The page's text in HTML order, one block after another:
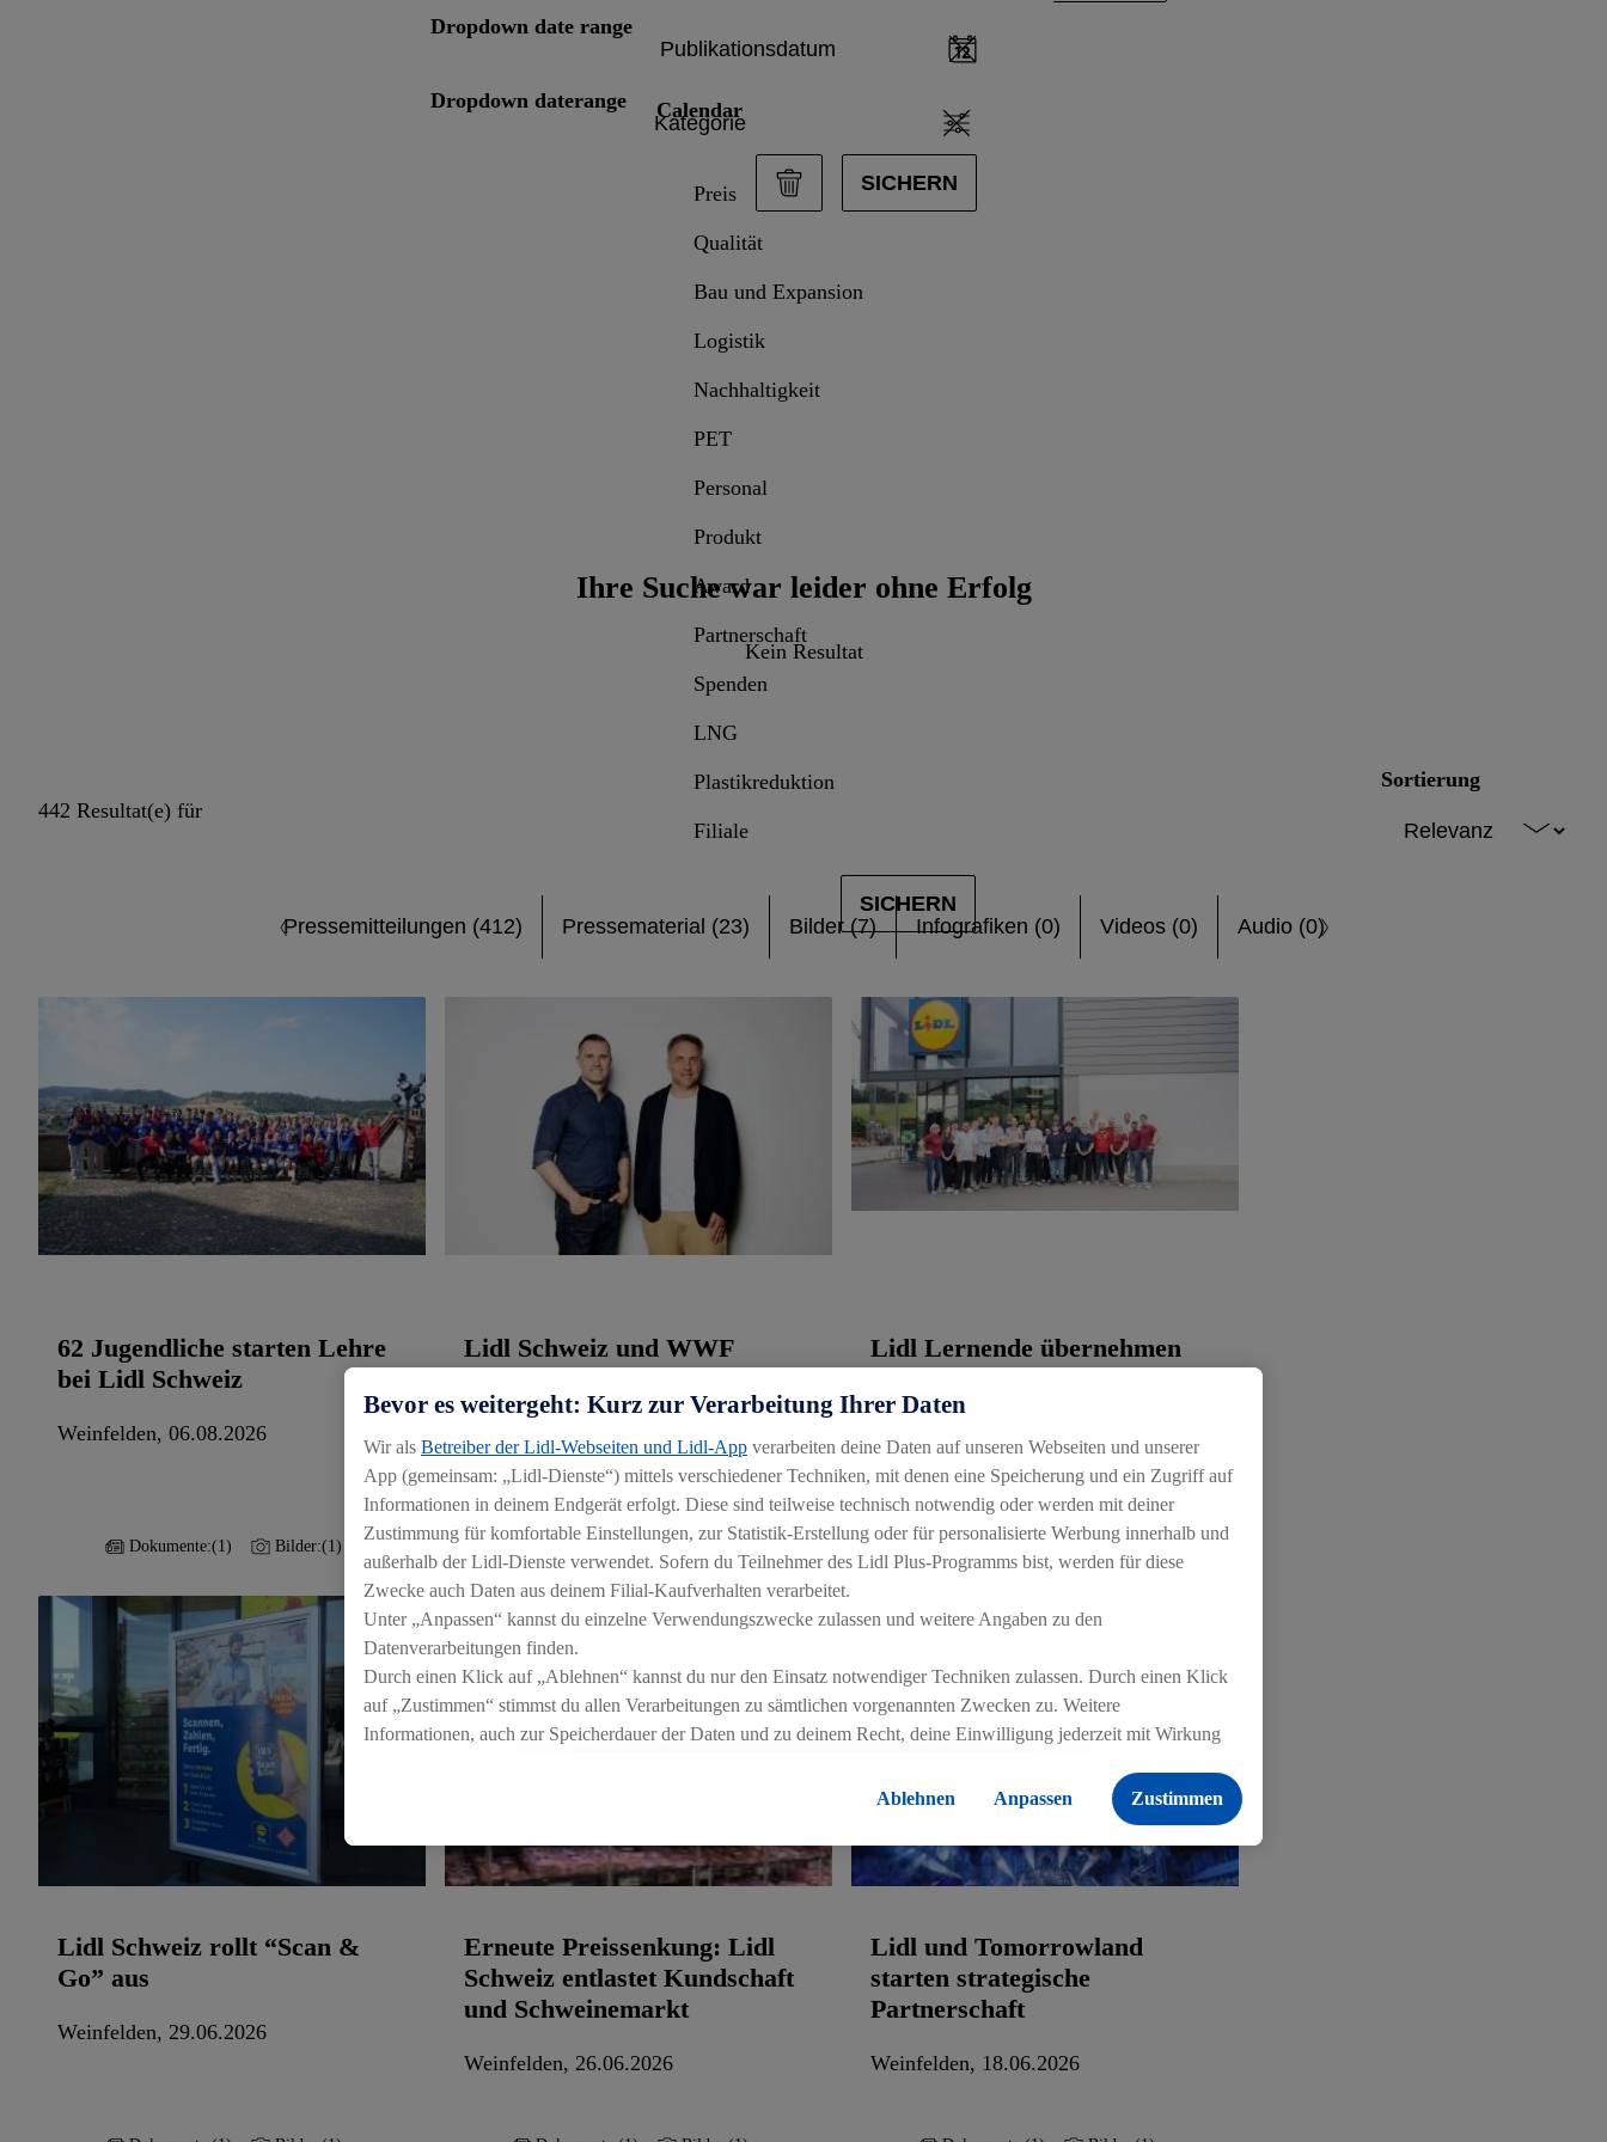
Dropdown date range
Publikationsdatum
Calendar
SICHERN
Dropdown daterange
Kategorie
Preis
Qualität
Bau und Expansion
Logistik
Nachhaltigkeit
PET
Personal
Produkt
Award
Partnerschaft
Spenden
LNG
Plastikreduktion
Filiale
SICHERN
data.textPerformingSearch
Ihre Suche war leider ohne Erfolg
Kein Resultat
442 Resultat(e) für
Sortierung
Pressemitteilungen (412) Pressematerial (23) Bilder (7) Infografiken (0) Videos (0) Audio (0)
62 Jugendliche starten Lehre
bei Lidl Schweiz
Weinfelden, 06.08.2026
Dokumente:(1) Bilder:(1)
Lidl Schweiz und WWF
Partnerschaft
Weinfelden, 01.07.2026
Bilder:
Lidl Lernende übernehmen
Dokumente: Bilder:
Lidl Schweiz rollt “Scan &
Go” aus
Weinfelden, 29.06.2026
Erneute Preissenkung: Lidl
Schweiz entlastet Kundschaft
und Schweinemarkt
Weinfelden, 26.06.2026
Lidl und Tomorrowland
starten strategische
Partnerschaft
Weinfelden, 18.06.2026
Bevor es weitergeht: Kurz zur Verarbeitung Ihrer Daten
Wir als Betreiber der Lidl-Webseiten und Lidl-App verarbeiten deine Daten auf unseren Webseiten und unserer
App (gemeinsam: „Lidl-Dienste“) mittels verschiedener Techniken, mit denen eine Speicherung und ein Zugriff auf
Informationen in deinem Endgerät erfolgt. Diese sind teilweise technisch notwendig oder werden mit deiner
Zustimmung für komfortable Einstellungen, zur Statistik-Erstellung oder für personalisierte Werbung innerhalb und
außerhalb der Lidl-Dienste verwendet. Sofern du Teilnehmer des Lidl Plus-Programms bist, werden für diese
Zwecke auch Daten aus deinem Filial-Kaufverhalten verarbeitet.
Unter „Anpassen“ kannst du einzelne Verwendungszwecke zulassen und weitere Angaben zu den
Datenverarbeitungen finden.
Durch einen Klick auf „Ablehnen“ kannst du nur den Einsatz notwendiger Techniken zulassen. Durch einen Klick
auf „Zustimmen“ stimmst du allen Verarbeitungen zu sämtlichen vorgenannten Zwecken zu. Weitere
Informationen, auch zur Speicherdauer der Daten und zu deinem Recht, deine Einwilligung jederzeit mit Wirkung
Ablehnen
Anpassen Zustimmen